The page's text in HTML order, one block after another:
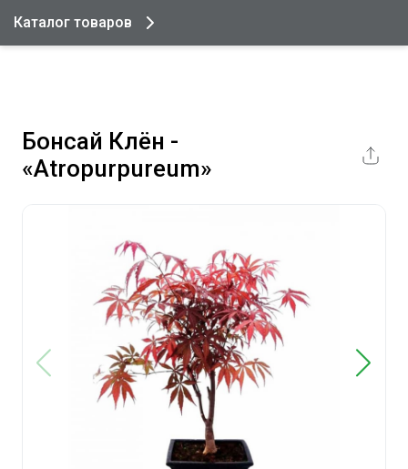
Каталог товаров
Бонсай Клён -
«Atropurpureum»